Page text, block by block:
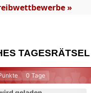
»
TAGESRÄTSEL
0 Tage